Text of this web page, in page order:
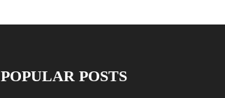
POPULAR POSTS